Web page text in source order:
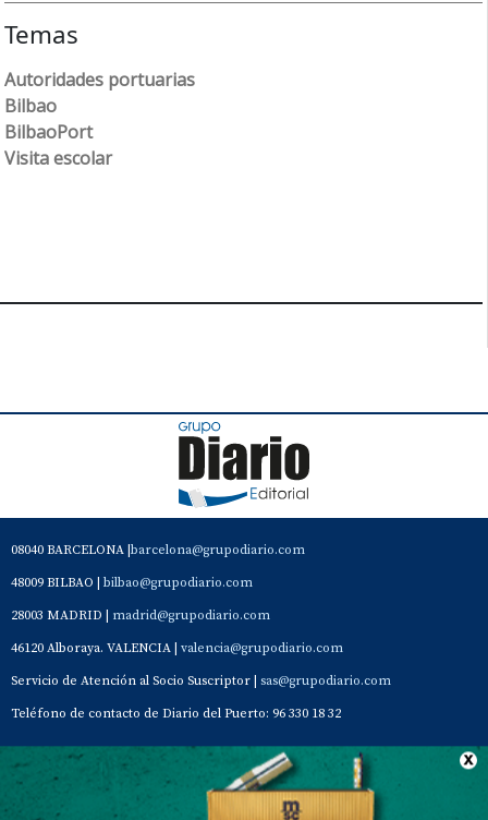
Temas
Autoridades portuarias
Bilbao
BilbaoPort
Visita escolar
08040 BARCELONA | barcelona@grupodiario.com
48009 BILBAO | bilbao@grupodiario.com
28003 MADRID | madrid@grupodiario.com
46120 Alboraya. VALENCIA | valencia@grupodiario.com
Servicio de Atención al Socio Suscriptor | sas@grupodiario.com
Teléfono de contacto de Diario del Puerto: 96 330 18 32
Contacto Aviso Legal Quiénes somos Política de privacidad